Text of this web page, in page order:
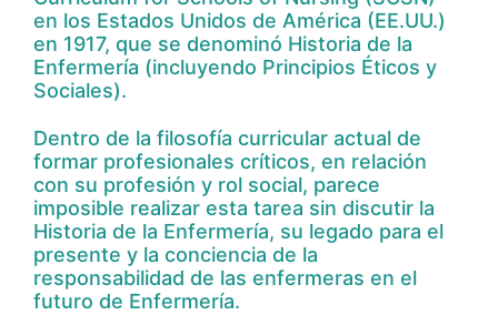
en los Estados Unidos de América (EE.UU.)
en 1917, que se denominó Historia de la
Enfermería (incluyendo Principios Éticos y
Sociales).
Dentro de la filosofía curricular actual de
formar profesionales críticos, en relación
con su profesión y rol social, parece
imposible realizar esta tarea sin discutir la
Historia de la Enfermería, su legado para el
presente y la conciencia de la
responsabilidad de las enfermeras en el
futuro de Enfermería.